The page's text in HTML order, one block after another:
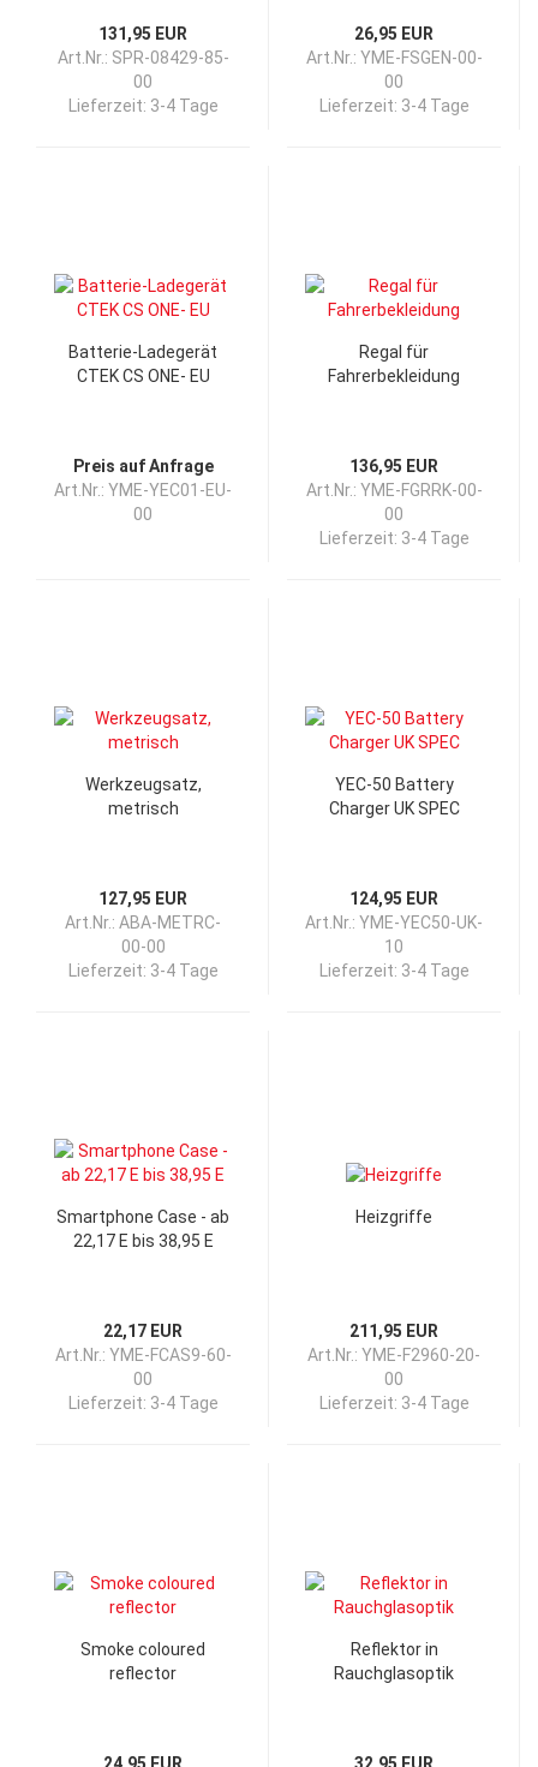
131,95 EUR
Art.Nr.: SPR-08429-85-
00
Lieferzeit: 3-4 Tage
26,95 EUR
Art.Nr.: YME-FSGEN-00-
00
Lieferzeit: 3-4 Tage
Batterie-Ladegerät
CTEK CS ONE- EU
Preis auf Anfrage
Art.Nr.: YME-YEC01-EU-
00
Regal für
Fahrerbekleidung
136,95 EUR
Art.Nr.: YME-FGRRK-00-
00
Lieferzeit: 3-4 Tage
Werkzeugsatz,
metrisch
127,95 EUR
Art.Nr.: ABA-METRC-
00-00
Lieferzeit: 3-4 Tage
YEC-50 Battery
Charger UK SPEC
124,95 EUR
Art.Nr.: YME-YEC50-UK-
10
Lieferzeit: 3-4 Tage
Smartphone Case - ab
22,17 E bis 38,95 E
22,17 EUR
Art.Nr.: YME-FCAS9-60-
00
Lieferzeit: 3-4 Tage
Heizgriffe
211,95 EUR
Art.Nr.: YME-F2960-20-
00
Lieferzeit: 3-4 Tage
Smoke coloured
reflector
Reflektor in
Rauchglasoptik